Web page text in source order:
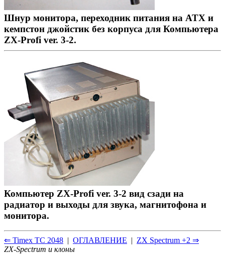
Шнур монитора, переходник питания на ATX и
кемпстон джойстик без корпуса для Компьютера
ZX-Profi ver. 3-2.
Компьютер ZX-Profi ver. 3-2 вид сзади на
радиатор и выходы для звука, магнитофона и
монитора.
⇐ Timex TC 2048 | ОГЛАВЛЕНИЕ | ZX Spectrum +2 ⇒
ZX-Spectrum и клоны